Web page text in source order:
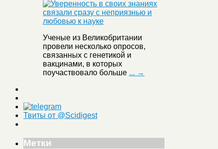
Ученые из Великобритании
провели несколько опросов,
связанных с генетикой и
вакцинами, в которых
поучаствовало больше ... →
Твиты от @Scidigest
Метки